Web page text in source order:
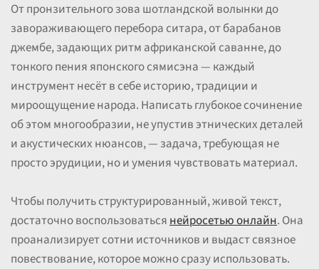
От пронзительного зова шотландской волынки до
завораживающего перебора ситара, от барабанов
джембе, задающих ритм африканской саванне, до
тонкого пения японского сямисэна — каждый
инструмент несёт в себе историю, традиции и
мироощущение народа. Написать глубокое сочинение
об этом многообразии, не упустив этнических деталей
и акустических нюансов, — задача, требующая не
просто эрудиции, но и умения чувствовать материал.
Чтобы получить структурированный, живой текст,
достаточно воспользоватьсянейросетью онлайн. Она
проанализирует сотни источников и выдаст связное
повествование, которое можно сразу использовать.